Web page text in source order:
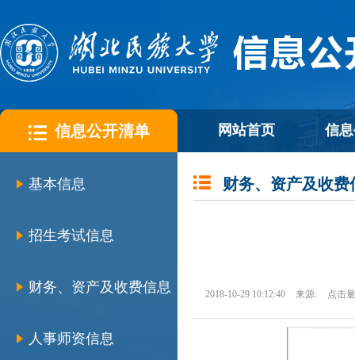
信息公开清单 网站首页 信
基本信息
招生考试信息
财务、资产及收费信息
人事师资信息
财务、资产及收费
2018-10-29 10:12:40 来源: 点击